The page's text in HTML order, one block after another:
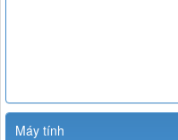
Máy tính